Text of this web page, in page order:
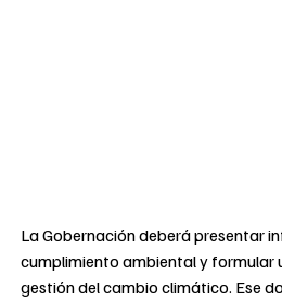
La Gobernación deberá presentar
cumplimiento ambiental y formular
gestión del cambio climático. Ese